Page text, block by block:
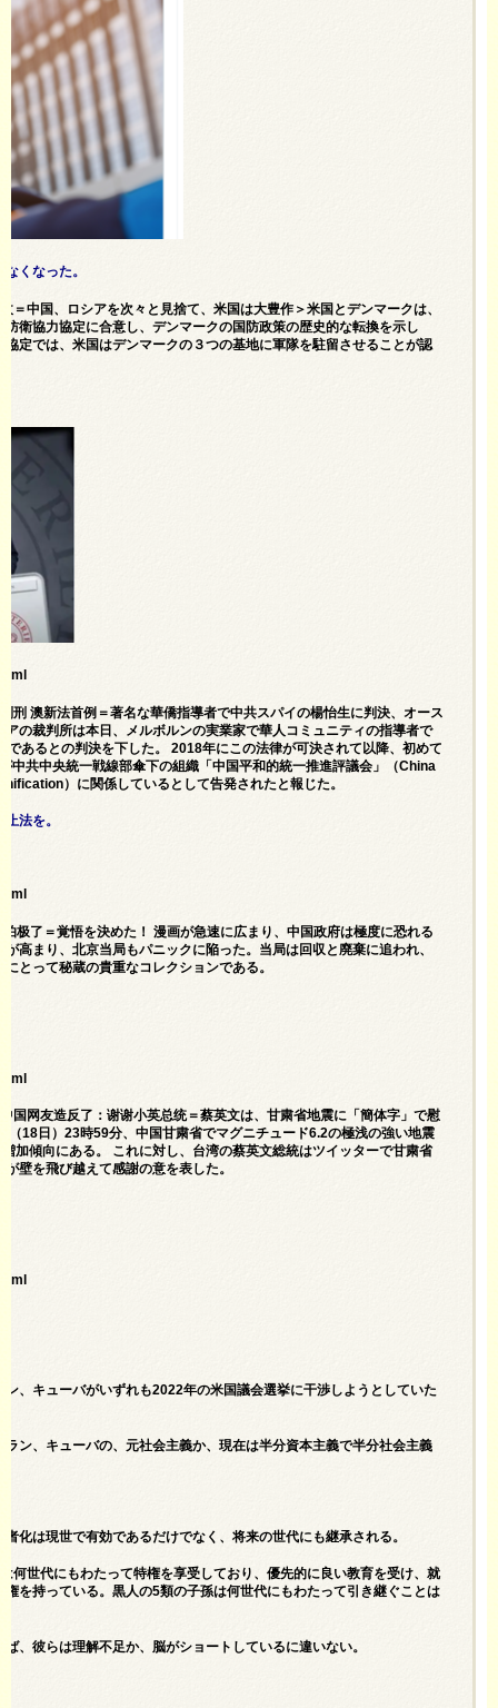
くなった。
＝中国、ロシアを次々と見捨て、米国は大豊作＞米国とデンマークは、
衛協力協定に合意し、デンマークの国防政策の歴史的な転換を示し
定では、米国はデンマークの３つの基地に軍隊を駐留させることが認
刑 澳新法首例＝著名な華僑指導者で中共スパイの楊怡生に判決、オース
の裁判所は本日、メルボルンの実業家で華人コミュニティの指導者で
あるとの判決を下した。 2018年にこの法律が可決されて以降、初めて
中共中央統一戦線部傘下の組織「中国平和的統一推進評議会」（China
）に関係しているとして告発されたと報じた。
法を。
极了＝覚悟を決めた！ 漫画が急速に広まり、中国政府は極度に恐れる
高まり、北京当局もパニックに陥った。当局は回収と廃棄に追われ、
とって秘蔵の貴重なコレクションである。
网友造反了：谢谢小英总统＝蔡英文は、甘粛省地震に「簡体字」で慰
（18日）23時59分、中国甘粛省でマグニチュード6.2の極浅の強い地震
加傾向にある。 これに対し、台湾の蔡英文総統はツイッターで甘粛省
壁を飛び越えて感謝の意を表した。
、キューバがいずれも2022年の米国議会選挙に干渉しようとしていた
ン、キューバの、元社会主義か、現在は半分資本主義で半分社会主義
化は現世で有効であるだけでなく、将来の世代にも継承される。
何世代にもわたって特権を享受しており、優先的に良い教育を受け、就
を持っている。黒人の5類の子孫は何世代にもわたって引き継ぐことは
、彼らは理解不足か、脳がショートしているに違いない。